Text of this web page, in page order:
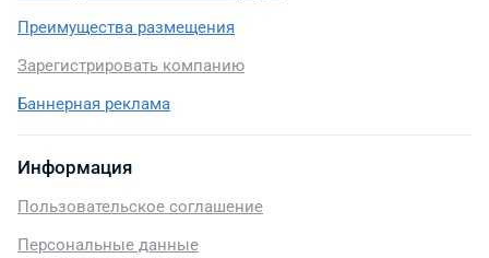
Преимущества размещения
Зарегистрировать компанию
Баннерная реклама
Информация
Пользовательское соглашение
Персональные данные